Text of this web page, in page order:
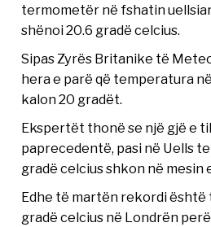
termometër në fshatin
shënoi 20.6 gradë celcius.
Sipas Zyrës Britanike të
hera e parë që temperatura
kalon 20 gradët.
Ekspertët thonë se një gjë e
paprecedentë, pasi në Uells
gradë celcius shkon në mesin
Edhe të martën rekordi është
gradë celcius në Londrën